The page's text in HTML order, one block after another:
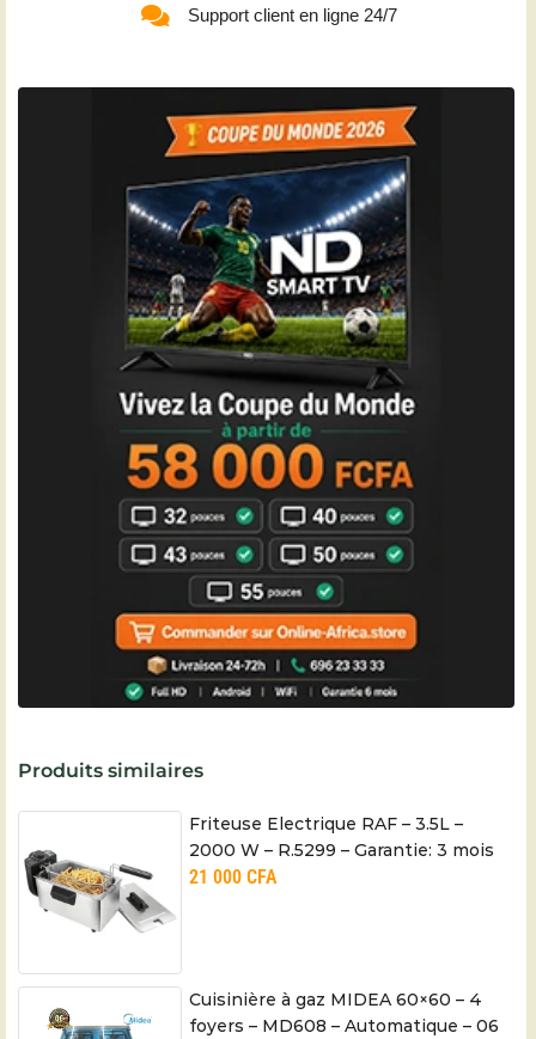
Support client en ligne 24/7
Produits similaires
Friteuse Electrique RAF – 3.5L –
2000 W – R.5299 – Garantie: 3 mois
21 000 CFA
Cuisinière à gaz MIDEA 60×60 – 4
foyers – MD608 – Automatique – 06